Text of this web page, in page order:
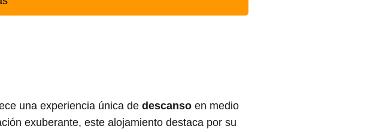
una experiencia única de descanso en medio
exuberante, este alojamiento destaca por su